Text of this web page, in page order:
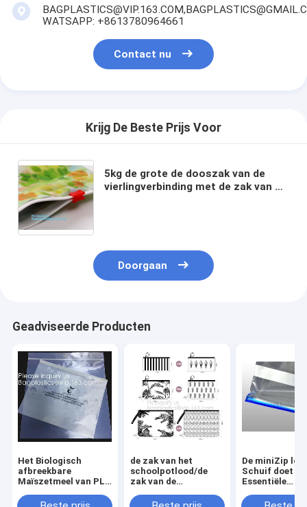
WATSAPP: +8613780964661
Contact nu
Krijg De Beste Prijs Voor
5kg de grote de dooszak van de
vierlingverbinding met de zak van de
Hondevoervoer met op
Doorgaan
Geadviseerde Producten
Het Biologisch
afbreekbare
Maïszetmeel van PLA
Zakken, de
de zak van het
schoolpotlood/de
zak van de
het potloodzak van
De miniZip
Schuif doet
Essentiële
Ritssluitings